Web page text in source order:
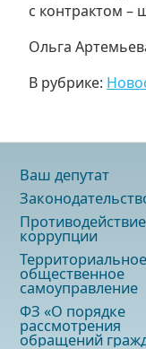
с контрактом
Ольга
В рубрике:
Ваш депутат
Противодействие
коррупции
Территориальное
общественное
самоуправление
ФЗ «О порядке
рассмотрения
обращений